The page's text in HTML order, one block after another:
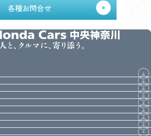
各種お問合せ
人と、クルマに、寄り添う。